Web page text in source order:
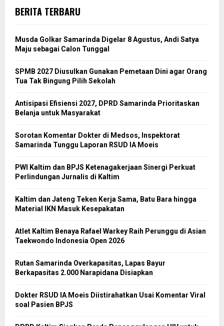
BERITA TERBARU
Musda Golkar Samarinda Digelar 8 Agustus, Andi Satya
Maju sebagai Calon Tunggal
SPMB 2027 Diusulkan Gunakan Pemetaan Dini agar Orang
Tua Tak Bingung Pilih Sekolah
Antisipasi Efisiensi 2027, DPRD Samarinda Prioritaskan
Belanja untuk Masyarakat
Sorotan Komentar Dokter di Medsos, Inspektorat
Samarinda Tunggu Laporan RSUD IA Moeis
PWI Kaltim dan BPJS Ketenagakerjaan Sinergi Perkuat
Perlindungan Jurnalis di Kaltim
Kaltim dan Jateng Teken Kerja Sama, Batu Bara hingga
Material IKN Masuk Kesepakatan
Atlet Kaltim Benaya Rafael Warkey Raih Perunggu di Asian
Taekwondo Indonesia Open 2026
Rutan Samarinda Overkapasitas, Lapas Bayur
Berkapasitas 2.000 Narapidana Disiapkan
Dokter RSUD IA Moeis Diistirahatkan Usai Komentar Viral
soal Pasien BPJS